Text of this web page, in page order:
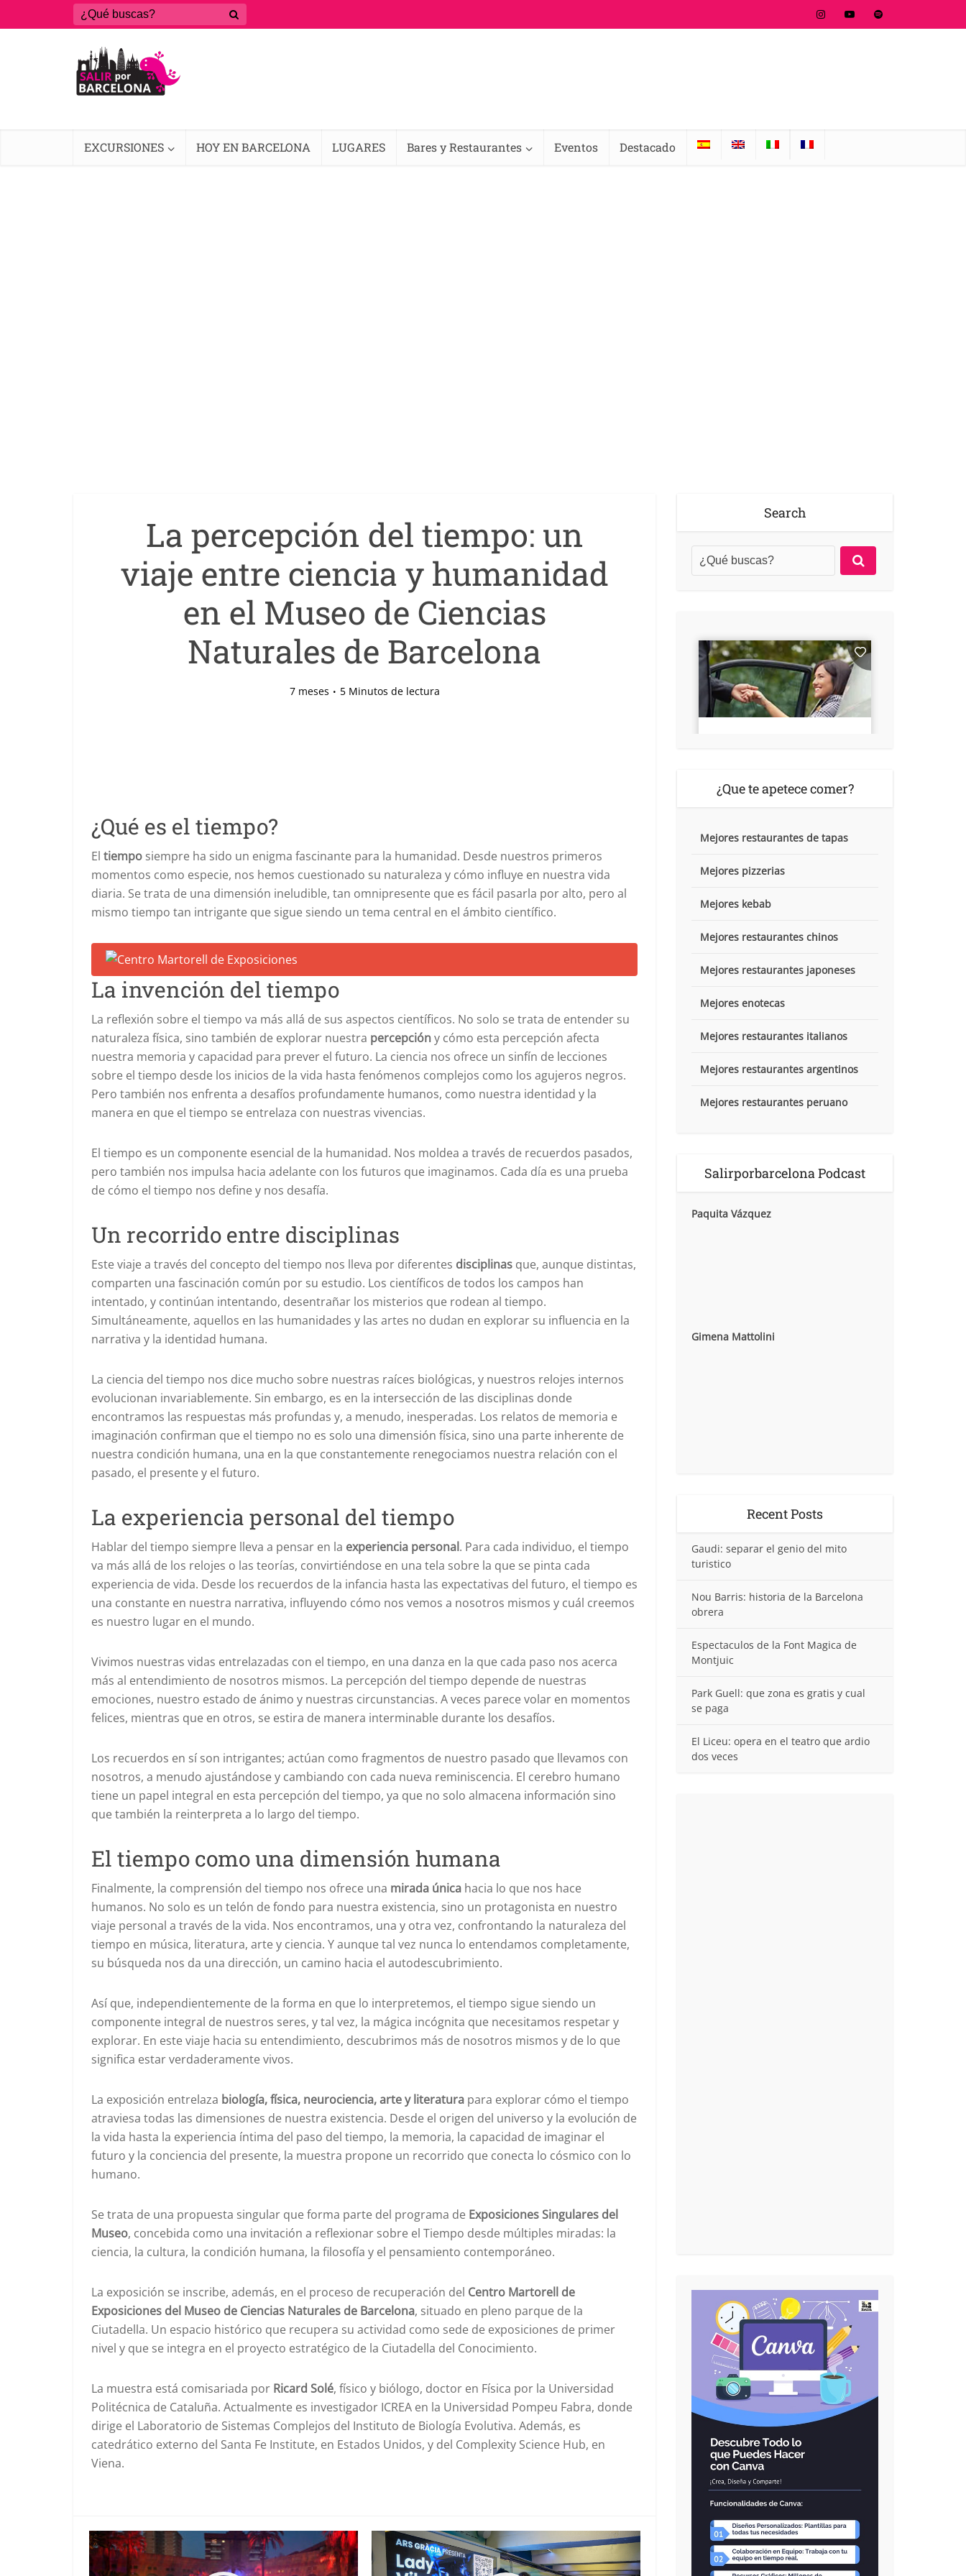
EXCURSIONES HOY EN BARCELONA LUGARES Bares y Restaurantes Eventos Destacado
La percepción del tiempo: un
viaje entre ciencia y humanidad
en el Museo de Ciencias
Naturales de Barcelona
7 meses 5 Minutos de lectura
¿Qué es el tiempo?
El tiempo siempre ha sido un enigma fascinante para la humanidad. Desde nuestros primeros
momentos como especie, nos hemos cuestionado su naturaleza y cómo influye en nuestra vida
diaria. Se trata de una dimensión ineludible, tan omnipresente que es fácil pasarla por alto, pero al
mismo tiempo tan intrigante que sigue siendo un tema central en el ámbito científico.
La invención del tiempo
La reflexión sobre el tiempo va más allá de sus aspectos científicos. No solo se trata de entender su
naturaleza física, sino también de explorar nuestra percepcióny cómo esta percepción afecta
nuestra memoria y capacidad para prever el futuro. La ciencia nos ofrece un sinfín de lecciones
sobre el tiempo desde los inicios de la vida hasta fenómenos complejos como los agujeros negros.
Pero también nos enfrenta a desafíos profundamente humanos, como nuestra identidad y la
manera en que el tiempo se entrelaza con nuestras vivencias.
El tiempo es un componente esencial de la humanidad. Nos moldea a través de recuerdos pasados,
pero también nos impulsa hacia adelante con los futuros que imaginamos. Cada día es una prueba
de cómo el tiempo nos define y nos desafía.
Un recorrido entre disciplinas
Este viaje a través del concepto del tiempo nos lleva por diferentes disciplinas que, aunque distintas,
comparten una fascinación común por su estudio. Los científicos de todos los campos han
intentado, y continúan intentando, desentrañar los misterios que rodean al tiempo.
Simultáneamente, aquellos en las humanidades y las artes no dudan en explorar su influencia en la
narrativa y la identidad humana.
La ciencia del tiempo nos dice mucho sobre nuestras raíces biológicas, y nuestros relojes internos
evolucionan invariablemente. Sin embargo, es en la intersección de las disciplinas donde
encontramos las respuestas más profundas y, a menudo, inesperadas. Los relatos de memoria e
imaginación confirman que el tiempo no es solo una dimensión física, sino una parte inherente de
nuestra condición humana, una en la que constantemente renegociamos nuestra relación con el
pasado, el presente y el futuro.
La experiencia personal del tiempo
Hablar del tiempo siempre lleva a pensar en la experiencia personal. Para cada individuo, el tiempo
va más allá de los relojes o las teorías, convirtiéndose en una tela sobre la que se pinta cada
experiencia de vida. Desde los recuerdos de la infancia hasta las expectativas del futuro, el tiempo es
una constante en nuestra narrativa, influyendo cómo nos vemos a nosotros mismos y cuál creemos
es nuestro lugar en el mundo.
Vivimos nuestras vidas entrelazadas con el tiempo, en una danza en la que cada paso nos acerca
más al entendimiento de nosotros mismos. La percepción del tiempo depende de nuestras
emociones, nuestro estado de ánimo y nuestras circunstancias. A veces parece volar en momentos
felices, mientras que en otros, se estira de manera interminable durante los desafíos.
Los recuerdos en sí son intrigantes; actúan como fragmentos de nuestro pasado que llevamos con
nosotros, a menudo ajustándose y cambiando con cada nueva reminiscencia. El cerebro humano
tiene un papel integral en esta percepción del tiempo, ya que no solo almacena información sino
que también la reinterpreta a lo largo del tiempo.
El tiempo como una dimensión humana
Finalmente, la comprensión del tiempo nos ofrece una mirada única hacia lo que nos hace
humanos. No solo es un telón de fondo para nuestra existencia, sino un protagonista en nuestro
viaje personal a través de la vida. Nos encontramos, una y otra vez, confrontando la naturaleza del
tiempo en música, literatura, arte y ciencia. Y aunque tal vez nunca lo entendamos completamente,
su búsqueda nos da una dirección, un camino hacia el autodescubrimiento.
Así que, independientemente de la forma en que lo interpretemos, el tiempo sigue siendo un
componente integral de nuestros seres, y tal vez, la mágica incógnita que necesitamos respetar y
explorar. En este viaje hacia su entendimiento, descubrimos más de nosotros mismos y de lo que
significa estar verdaderamente vivos.
La exposición entrelaza biología, física, neurociencia, arte y literatura para explorar cómo el tiempo
atraviesa todas las dimensiones de nuestra existencia. Desde el origen del universo y la evolución de
la vida hasta la experiencia íntima del paso del tiempo, la memoria, la capacidad de imaginar el
futuro y la conciencia del presente, la muestra propone un recorrido que conecta lo cósmico con lo
humano.
Se trata de una propuesta singular que forma parte del programa de Exposiciones Singulares del
Museo, concebida como una invitación a reflexionar sobre el Tiempo desde múltiples miradas: la
ciencia, la cultura, la condición humana, la filosofía y el pensamiento contemporáneo.
La exposición se inscribe, además, en el proceso de recuperación del Centro Martorell de
Exposiciones del Museo de Ciencias Naturales de Barcelona, situado en pleno parque de la
Ciutadella. Un espacio histórico que recupera su actividad como sede de exposiciones de primer
nivel y que se integra en el proyecto estratégico de la Ciutadella del Conocimiento.
La muestra está comisariada por Ricard Solé, físico y biólogo, doctor en Física por la Universidad
Politécnica de Cataluña. Actualmente es investigador ICREA en la Universidad Pompeu Fabra, donde
dirige el Laboratorio de Sistemas Complejos del Instituto de Biología Evolutiva. Además, es
catedrático externo del Santa Fe Institute, en Estados Unidos, y del Complexity Science Hub, en
Viena.
Search
¿Que te apetece comer?
Mejores restaurantes de tapas
Mejores pizzerias
Mejores kebab
Mejores restaurantes chinos
Mejores restaurantes japoneses
Mejores enotecas
Mejores restaurantes italianos
Mejores restaurantes argentinos
Mejores restaurantes peruano
Salirporbarcelona Podcast
Paquita Vázquez
Gimena Mattolini
Recent Posts
Gaudi: separar el genio del mito
turistico
Nou Barris: historia de la Barcelona
obrera
Espectaculos de la Font Magica de
Montjuic
Park Guell: que zona es gratis y cual
se paga
El Liceu: opera en el teatro que ardio
dos veces